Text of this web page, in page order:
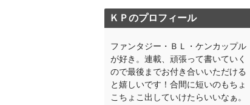
ＫＰのプロフィール
ファンタジー・ＢＬ・ケンカップル
が好き。連載、頑張って書いていく
ので最後までお付き合いいただける
と嬉しいです！合間に短いのもちょ
こちょこ出していけたらいいなぁ。